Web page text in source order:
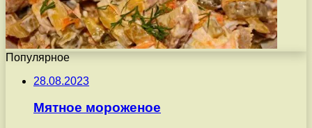
Популярное
28.08.2023
Мятное мороженое